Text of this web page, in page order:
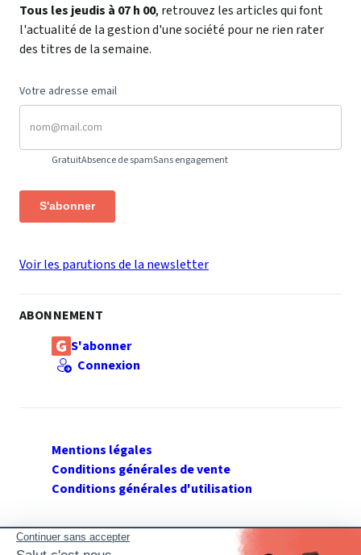
Tous les jeudis à 07 h 00, retrouvez les articles qui font
l'actualité de la gestion d'une société pour ne rien rater
des titres de la semaine.
Votre adresse email
GratuitAbsence de spamSans engagement
S'abonner
Voir les parutions de la newsletter
ABONNEMENT
S'abonner
Connexion
Mentions légales
Conditions générales de vente
Conditions générales d'utilisation